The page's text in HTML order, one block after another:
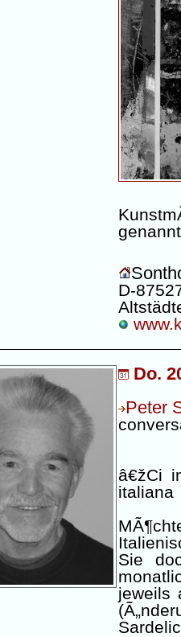
D-
Do.
Peter
â€žCi
italiana
Sie
jeweils